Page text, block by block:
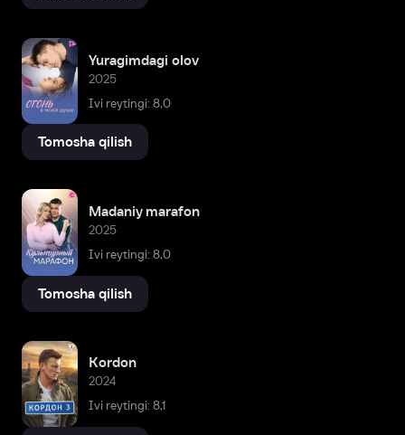
Yuragimdagi olov
2025
Ivi reytingi: 8,0
Tomosha qilish
Madaniy marafon
2025
Ivi reytingi: 8,0
Tomosha qilish
Kordon
2024
Ivi reytingi: 8,1